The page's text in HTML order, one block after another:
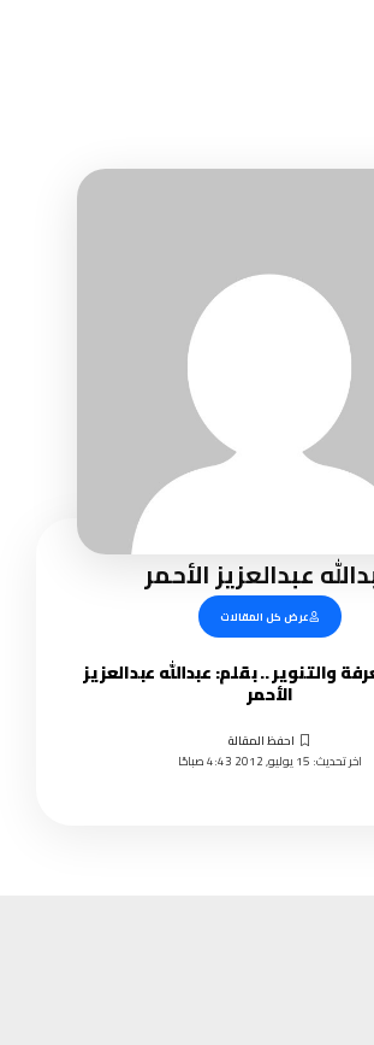
عبدالعزيز الأحمر
عرض كل المقالات
والتنوير .. بقلم: عبدالله عبدالعزيز
الأحمر
اخر تحديث: 15 يوليو, 2012 4:43 صباحًا